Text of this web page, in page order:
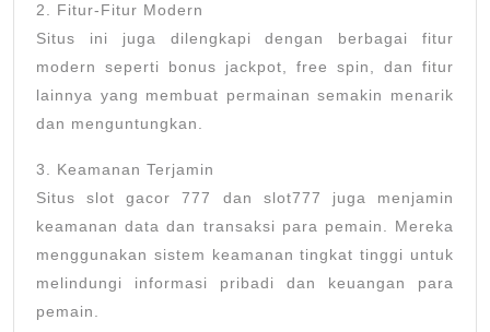
2. Fitur-Fitur Modern
Situs ini juga dilengkapi dengan berbagai fitur
modern seperti bonus jackpot, free spin, dan fitur
lainnya yang membuat permainan semakin menarik
dan menguntungkan.
3. Keamanan Terjamin
Situs slot gacor 777 dan slot777 juga menjamin
keamanan data dan transaksi para pemain. Mereka
menggunakan sistem keamanan tingkat tinggi untuk
melindungi informasi pribadi dan keuangan para
pemain.